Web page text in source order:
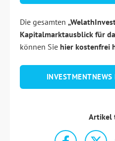
Die gesamten
Kapitalmarktausblick für
können Sie hier kostenfrei
INVESTMENTNEWS
Artikel